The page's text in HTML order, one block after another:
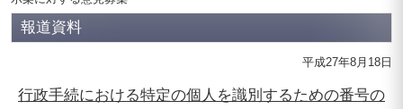
報道資料
平成27年8月18日
行政手続における特定の個人を識別するための番号の